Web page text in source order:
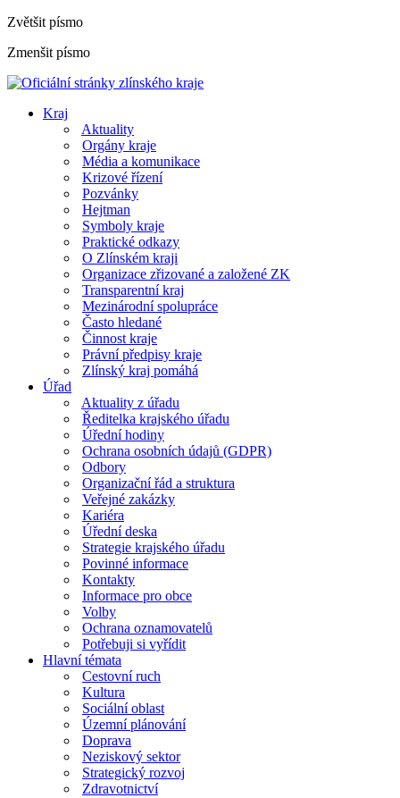
Zvětšit písmo
Zmenšit písmo
Kraj
Aktuality
Orgány kraje
Média a komunikace
Krizové řízení
Pozvánky
Hejtman
Symboly kraje
Praktické odkazy
O Zlínském kraji
Organizace zřizované a založené ZK
Transparentní kraj
Mezinárodní spolupráce
Často hledané
Činnost kraje
Právní předpisy kraje
Zlínský kraj pomáhá
Úřad
Aktuality z úřadu
Ředitelka krajského úřadu
Úřední hodiny
Ochrana osobních údajů (GDPR)
Odbory
Organizační řád a struktura
Veřejné zakázky
Kariéra
Úřední deska
Strategie krajského úřadu
Povinné informace
Kontakty
Informace pro obce
Volby
Ochrana oznamovatelů
Potřebuji si vyřídit
Hlavní témata
Cestovní ruch
Kultura
Sociální oblast
Územní plánování
Doprava
Neziskový sektor
Strategický rozvoj
Zdravotnictví